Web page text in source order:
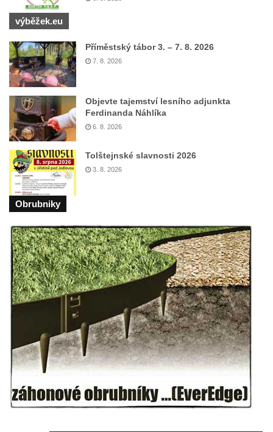
Bývalá továrna Florian Hübel, tkalcovna u
Chřibské
Bývalá továrna J. B. Limburger junior,
přádelny bavlny v Chotyni
Bývalá továrna Johann Schowanek, tovární
Bukovou
Strom života na Dymníku v Rumburku
Pavilon Reinerovy fresky v zámeckém
parku v Duchcově
Dřevěný altán v Teplické ulici v Duchcově
Oplocení čestného dvora zámku v
Duchcově
Fara u kostela Zvěstování Panny Marie na
náměstí Republiky v Duchcově
Fara před kostelem svatých Petra a Pavla v
Jeníkově
Areál Mikov v Mikulášovicích – Ignaze
Röslera synové, továrna kovového zboží
Dům správce hřbitova v Mikulášovicích
Tovární budova v Mikulášovicích – Anton
Pohl, továrna na gumové stuhy
Tovární budova čp. 478 v Mikulášovicích –
Franz Frenzel, továrna na nože
výběžek.eu
Příměstský tábor 3. – 7. 8. 2026
7. 8. 2026
Objevte tajemství lesního adjunkta
Ferdinanda Náhlíka
6. 8. 2026
Tolštejnské slavnosti 2026
3. 8. 2026
Obrubniky